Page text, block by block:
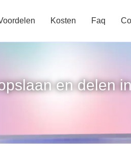
Kosten Faq
en delen